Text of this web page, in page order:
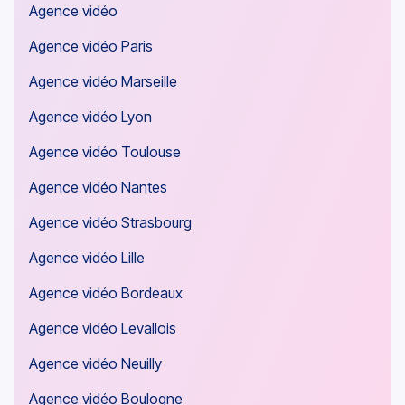
Agence vidéo
Agence vidéo Paris
Agence vidéo Marseille
Agence vidéo Lyon
Agence vidéo Toulouse
Agence vidéo Nantes
Agence vidéo Strasbourg
Agence vidéo Lille
Agence vidéo Bordeaux
Agence vidéo Levallois
Agence vidéo Neuilly
Agence vidéo Boulogne